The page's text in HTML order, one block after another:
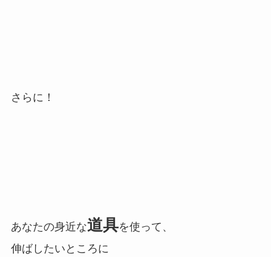
さらに！
あなたの身近な道具を使って、
伸ばしたいところに